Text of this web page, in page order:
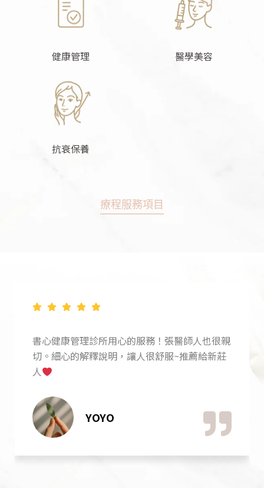
健康管理 醫學美容
抗衰保養
療程服務項目
書華醫生看診很細心溫柔，營養師的衛教跟建議
也很仔細，診所裡面的大家都很親切減重效果也
很棒。
YUAN JUI